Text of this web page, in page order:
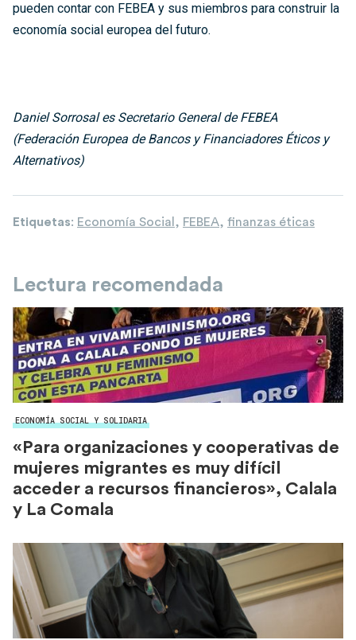
pueden contar con FEBEA y sus miembros para construir la
economía social europea del futuro.
Daniel Sorrosal es Secretario General de FEBEA
(Federación Europea de Bancos y Financiadores Éticos y
Alternativos)
Etiquetas: Economía Social , FEBEA, finanzas éticas
Lectura recomendada
ECONOMÍA SOCIAL Y SOLIDARIA
«Para organizaciones y cooperativas de
mujeres migrantes es muy difícil
acceder a recursos financieros», Calala
y La Comala